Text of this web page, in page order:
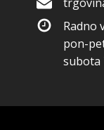
Radno
pon-
subota